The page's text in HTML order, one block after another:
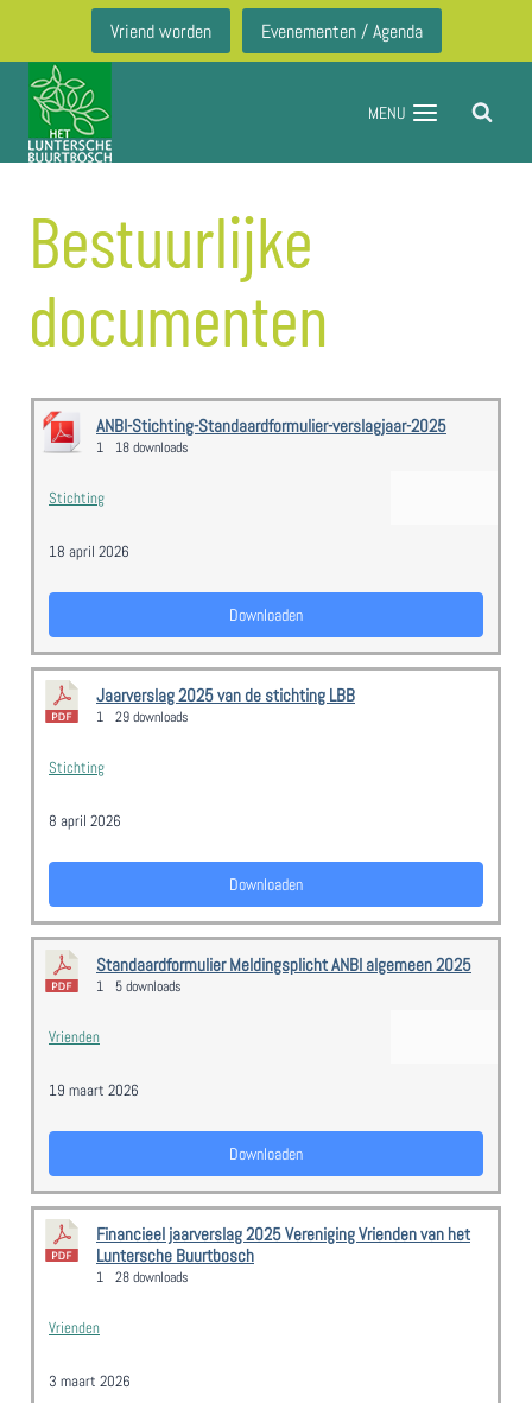
inhoud
Vriend worden Evenementen / Agenda
MENU
Bestuurlijke
documenten
ANBI-Stichting-Standaardformulier-verslagjaar-2025
1 18 downloads
Stichting
18 april 2026
Downloaden
Jaarverslag 2025 van de stichting LBB
1 29 downloads
Stichting
8 april 2026
Downloaden
Standaardformulier Meldingsplicht ANBI algemeen 2025
1 5 downloads
Vrienden
19 maart 2026
Downloaden
Financieel jaarverslag 2025 Vereniging Vrienden van het
Luntersche Buurtbosch
1 28 downloads
Vrienden
3 maart 2026